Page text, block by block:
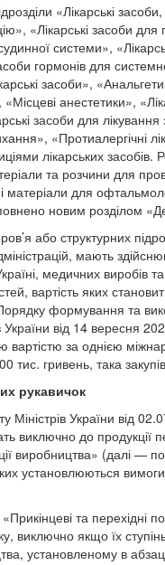
«Лікарські
«Лікарські засоби
системи»,
гормонів для
засоби»,
анестетики»,
засоби для
«Протиалергічні
лікарських засобів.
та розчини для
для
новим розділом
або структурних
мають
медичних виробів
вартість яких
формування та
України від 14 вересня
вартістю за однією
гривень, така
рукавичок
Міністрів України від
виключно до продукції
виробництва» (далі —
установлюються
«Прикінцеві та перехідні
виключно якщо їх
установленому в